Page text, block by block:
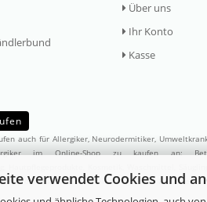
verwendet Cookies und
Über uns
Ihr Konto
Kasse
auch für Allergiker, Neurodermitiker,
im Online-Shop zu kaufen an:
Produktsortiment zusammengestellt. Besuchen